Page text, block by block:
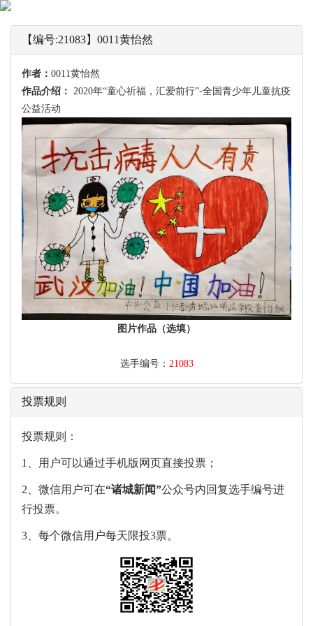
【编号:21083】0011黄怡然
作者： 0011黄怡然
作品介绍： 2020年“童心祈福，汇爱前行”-全国青少年儿童抗疫
公益活动
图片作品（选填）
选手编号： 21083
投票规则
投票规则：
1、用户可以通过手机版网页直接投票；
2、微信用户可在“诸城新闻”公众号内回复选手编号进
行投票。
3、每个微信用户每天限投3票。